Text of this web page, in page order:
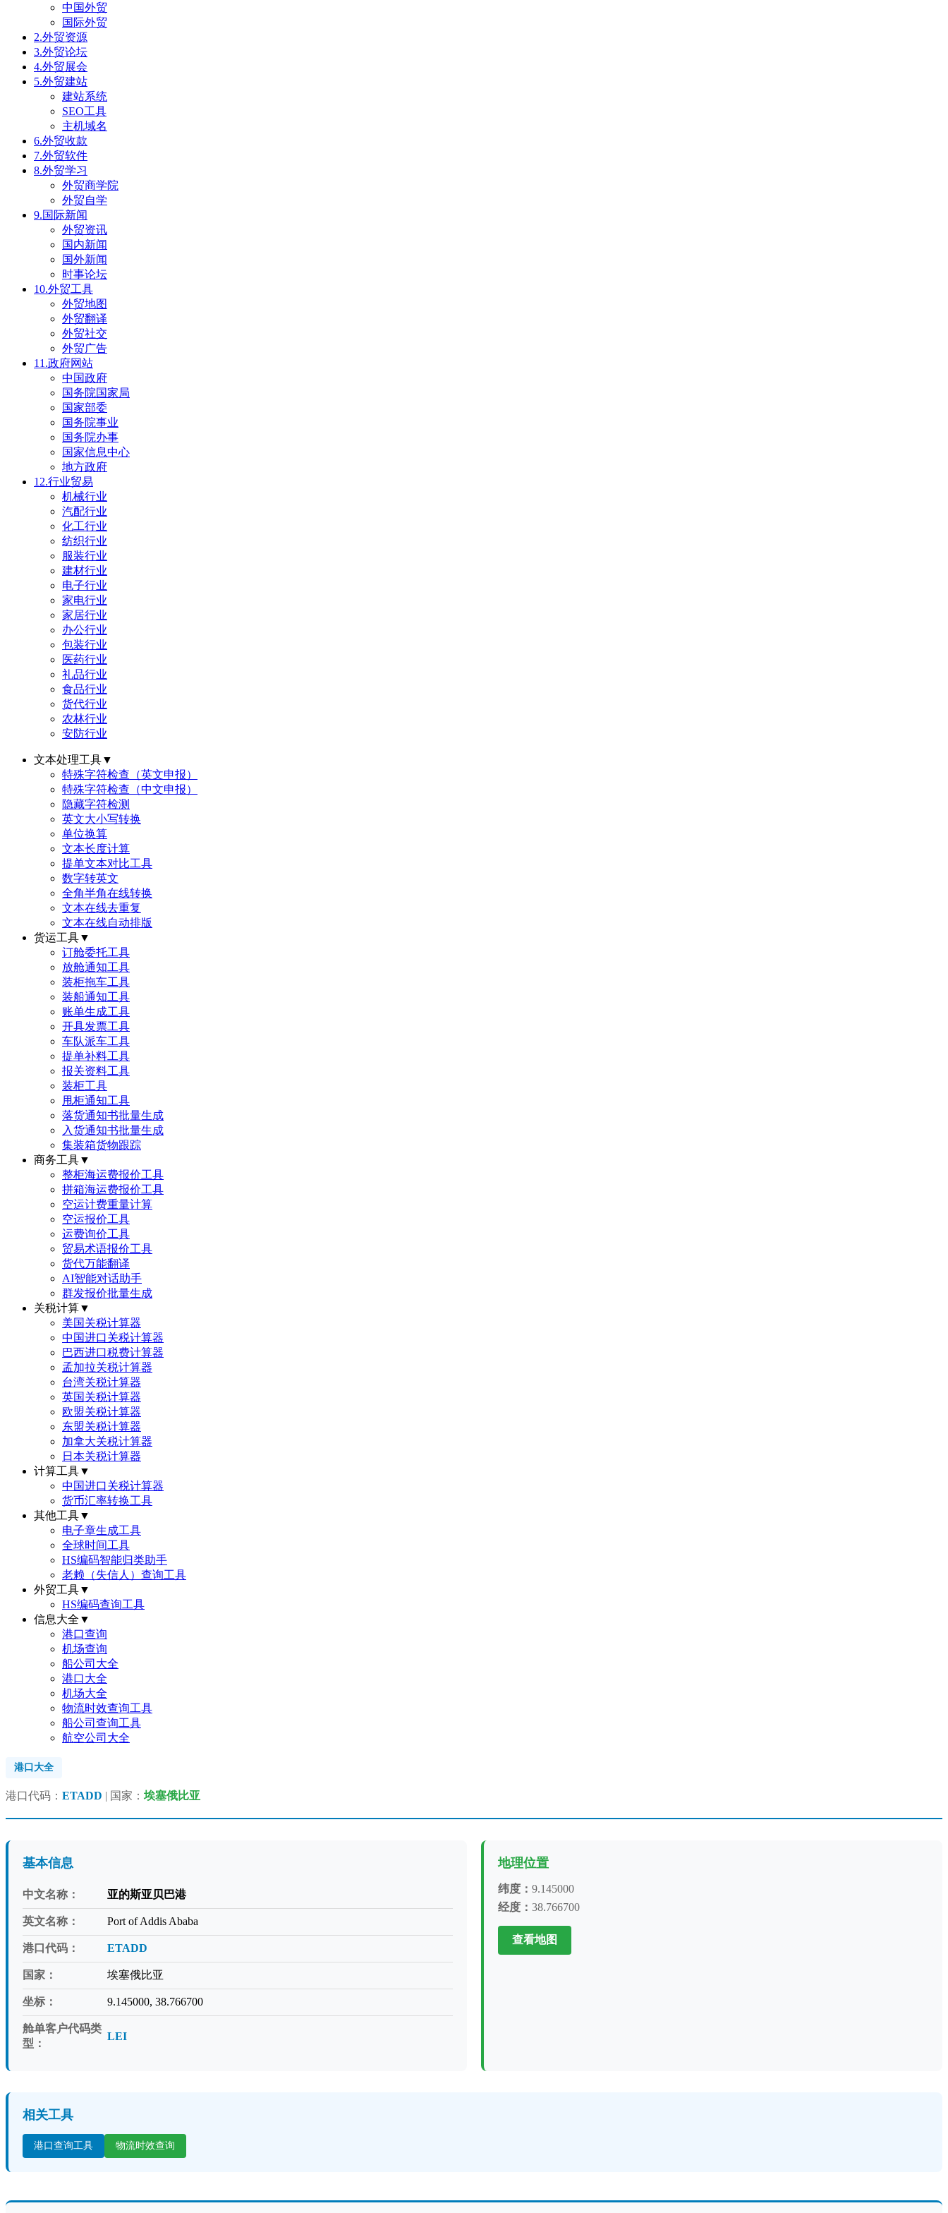
中国外贸
国际外贸
2.外贸资源
3.外贸论坛
4.外贸展会
5.外贸建站
建站系统
SEO工具
主机域名
6.外贸收款
7.外贸软件
8.外贸学习
外贸商学院
外贸自学
9.国际新闻
外贸资讯
国内新闻
国外新闻
时事论坛
10.外贸工具
外贸地图
外贸翻译
外贸社交
外贸广告
11.政府网站
中国政府
国务院国家局
国家部委
国务院事业
国务院办事
国家信息中心
地方政府
12.行业贸易
机械行业
汽配行业
化工行业
纺织行业
服装行业
建材行业
电子行业
家电行业
家居行业
办公行业
包装行业
医药行业
礼品行业
食品行业
货代行业
农林行业
安防行业
文本处理工具▼
特殊字符检查（英文申报）
特殊字符检查（中文申报）
隐藏字符检测
英文大小写转换
单位换算
文本长度计算
提单文本对比工具
数字转英文
全角半角在线转换
文本在线去重复
文本在线自动排版
货运工具▼
订舱委托工具
放舱通知工具
装柜拖车工具
装船通知工具
账单生成工具
开具发票工具
车队派车工具
提单补料工具
报关资料工具
装柜工具
甩柜通知工具
落货通知书批量生成
入货通知书批量生成
集装箱货物跟踪
商务工具▼
整柜海运费报价工具
拼箱海运费报价工具
空运计费重量计算
空运报价工具
运费询价工具
贸易术语报价工具
货代万能翻译
AI智能对话助手
群发报价批量生成
关税计算▼
美国关税计算器
中国进口关税计算器
巴西进口税费计算器
孟加拉关税计算器
台湾关税计算器
英国关税计算器
欧盟关税计算器
东盟关税计算器
加拿大关税计算器
日本关税计算器
计算工具▼
中国进口关税计算器
货币汇率转换工具
其他工具▼
电子章生成工具
全球时间工具
HS编码智能归类助手
老赖（失信人）查询工具
外贸工具▼
HS编码查询工具
信息大全 ▼
港口查询
机场查询
船公司大全
港口大全
机场大全
物流时效查询工具
船公司查询工具
航空公司大全
港口大全
港口代码： ETADD | 国家： 埃塞俄比亚
基本信息
中文名称： 亚的斯亚贝巴港
英文名称： Port of Addis Ababa
港口代码： ETADD
国家： 埃塞俄比亚
坐标： 9.145000, 38.766700
舱单客户代码类
型：
LEI
地理位置
纬度： 9.145000
经度： 38.766700
查看地图
相关工具
港口查询工具 物流时效查询